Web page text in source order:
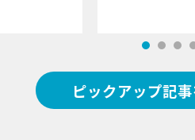
ピックアップ記